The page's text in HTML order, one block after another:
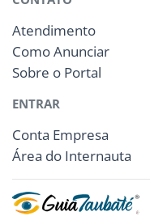
Atendimento
Como Anunciar
Sobre o Portal
ENTRAR
Conta Empresa
Área do Internauta